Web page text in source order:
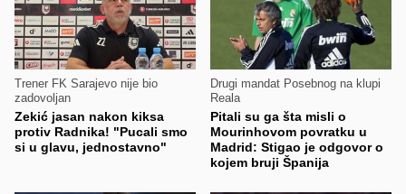
Trener FK Sarajevo nije bio
zadovoljan
Zekić jasan nakon kiksa
protiv Radnika! "Pucali smo
si u glavu, jednostavno"
Drugi mandat Posebnog na klupi
Reala
Pitali su ga šta misli o
Mourinhovom povratku u
Madrid: Stigao je odgovor o
kojem bruji Španija